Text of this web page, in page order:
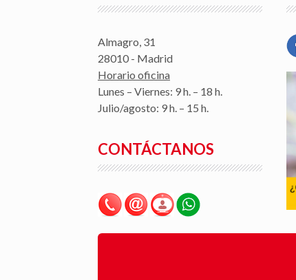
Almagro, 31
28010 - Madrid
Horario oficina
Lunes – Viernes: 9 h. – 18 h.
Julio/agosto: 9 h. – 15 h.
CONTÁCTANOS